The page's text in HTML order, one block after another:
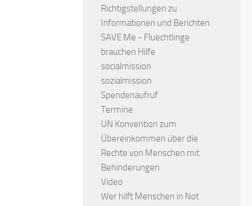
Richtigstellungen zu
Informationen und Berichten
SAVE Me - Fluechtlinge
brauchen Hilfe
socialmission
sozialmission
Spendenaufruf
Termine
UN Konvention zum
Übereinkommen über die
Rechte von Menschen mit
Behinderungen
Video
Wer hilft Menschen in Not